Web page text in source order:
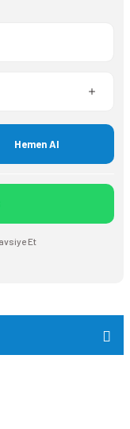
Hemen Al
Et